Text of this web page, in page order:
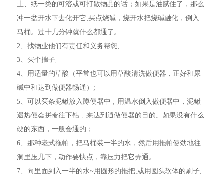
土、纸一类的可溶或可打散物品的话；如果是油腻住了，那么
冲一盆开水下去化开它;买点烧碱，烧开水把烧碱融化，倒入
马桶。过十几分钟就什么都通了。
2、找物业他们有责任和义务帮您;
3、买个揣子;
4、用适量的草酸（平常也可以用草酸清洗做便器，正好和尿
碱中和达到做便器畅通）;
5、可以买条泥鳅放入蹲便器中，用温水倒入做便器中，泥鳅
遇热便会拼命往下钻，来达到通做便器的目的。如果没有什么
硬的东西，一般会通的；
6、那种老式拖帕，把马桶装一半的水，然后用拖帕使劲地往
洞里压几下，动作要快点，靠压力把它弄通。
7、向里面到入一半的水~用圆形的拖把,或用圆头软体的刷子,